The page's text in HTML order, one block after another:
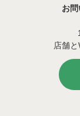
お問
店舗